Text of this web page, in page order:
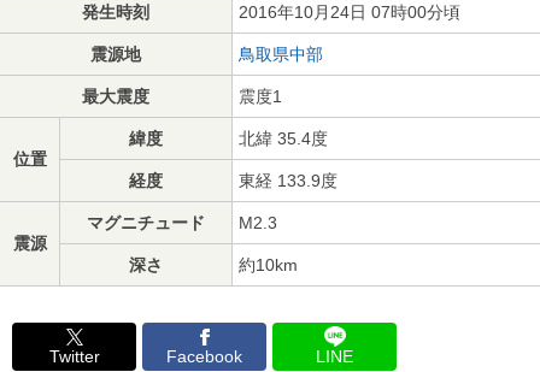
発生時刻 2016年10月24日 07時00分頃
震源地 鳥取県中部
最大震度 震度1
位置
緯度 北緯 35.4度
経度 東経 133.9度
震源
マグニチュード M2.3
深さ 約10km
Twitter Facebook LINE